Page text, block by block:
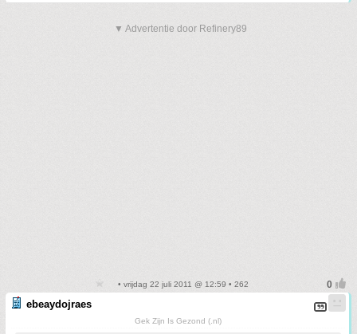
▼ Advertentie door Refinery89
• vrijdag 22 juli 2011 @ 12:59 • 262
ebeaydojraes
Gek Zijn Is Gezond (.nl)